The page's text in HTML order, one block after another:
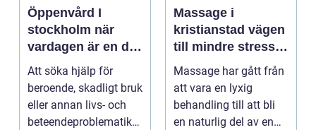
Öppenvård I
stockholm när
vardagen är en del
av behandlingen
Att söka hjälp för
beroende, skadligt bruk
eller annan livs- och
beteendeproblematik
Massage i
kristianstad vägen
till mindre stress
och mer energi i
vardagen
Massage har gått från
att vara en lyxig
behandling till att bli
en naturlig del av en